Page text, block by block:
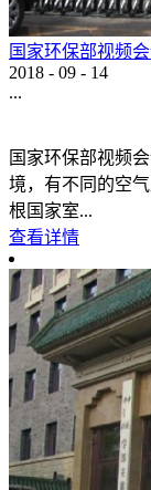
国家环保部视频
2018 - 09 - 14
...
国家环保部视频
境，有不同的空
根国家室...
查看详情